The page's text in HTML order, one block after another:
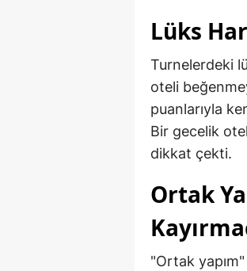
Lüks
Turnelerdeki
oteli
puanlarıyla
Bir gecelik
dikkat çekti.
Ortak
"Ortak yapım"